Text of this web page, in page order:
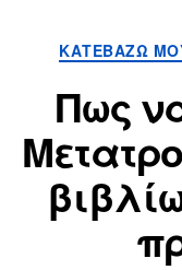
ΚΑΤΕΒΆΖΩ
Πως